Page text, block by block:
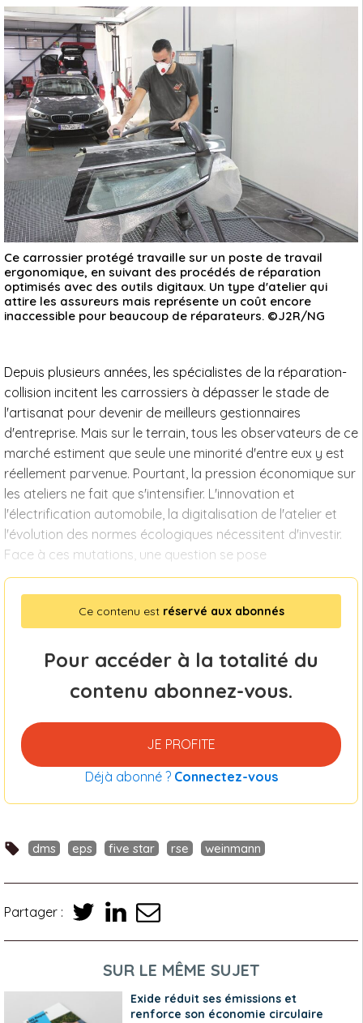
Ce carrossier protégé travaille sur un poste de travail
ergonomique, en suivant des procédés de réparation
optimisés avec des outils digitaux. Un type d'atelier qui
attire les assureurs mais représente un coût encore
inaccessible pour beaucoup de réparateurs. ©J2R/NG
Depuis plusieurs années, les spécialistes de la réparation-
collision incitent les carrossiers à dépasser le stade de
l'artisanat pour devenir de meilleurs gestionnaires
d'entreprise. Mais sur le terrain, tous les observateurs de ce
marché estiment que seule une minorité d'entre eux y est
réellement parvenue. Pourtant, la pression économique sur
les ateliers ne fait que s'intensifier. L'innovation et
l'électrification automobile, la digitalisation de l'atelier et
l'évolution des normes écologiques nécessitent d'investir.
Face à ces mutations, une question se pose
Ce contenu est réservé aux abonnés
Pour accéder à la totalité du
contenu abonnez-vous.
JE PROFITE
Déjà abonné ? Connectez-vous
dms eps five star rse weinmann
Partager :
SUR LE MÊME SUJET
Exide réduit ses émissions et
renforce son économie circulaire